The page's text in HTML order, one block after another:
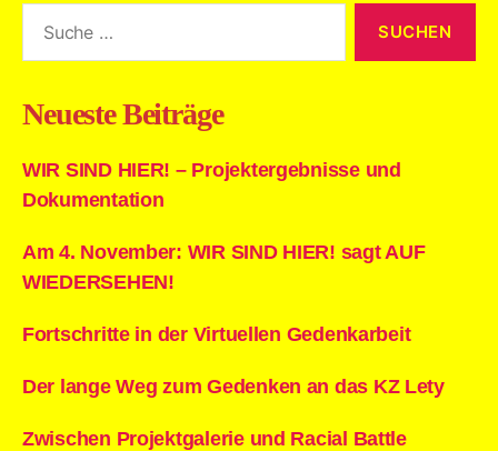
:
Neueste Beiträge
WIR SIND HIER! – Projektergebnisse und
Dokumentation
Am 4. November: WIR SIND HIER! sagt AUF
WIEDERSEHEN!
Fortschritte in der Virtuellen Gedenkarbeit
Der lange Weg zum Gedenken an das KZ Lety
Zwischen Projektgalerie und Racial Battle